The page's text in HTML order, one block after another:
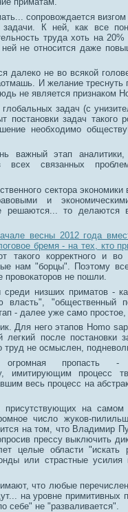
сопровождается
задачи. К ней, как все
труда хоть на
не относится даже
далеко не во всякой
И желание треснуть
не является признаком
задач (с
задач такого
необходимо
важный этап аналитики,
всех связанных
сектора
и
решаются... то делаются
весны 2012 года
бремя - на тех, кто
корректного и во
нам "борцы". Поэтому
не пошли.
среди низших приматов -
власть", "общественный
- далее уже само простое,
Для него этапов Homo
после постановки
не осмыслен,
пропасть -
имитирующим процесс
весь процесс на
присутствующих на
число жуков-
на том, что Владимир
прессу выключить
целые области
или страстные усилия
что любые
на уровне примитивных
себе" не "разваливается".